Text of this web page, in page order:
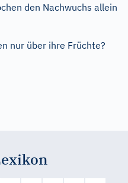
den Nachwuchs allein
nur über ihre Früchte?